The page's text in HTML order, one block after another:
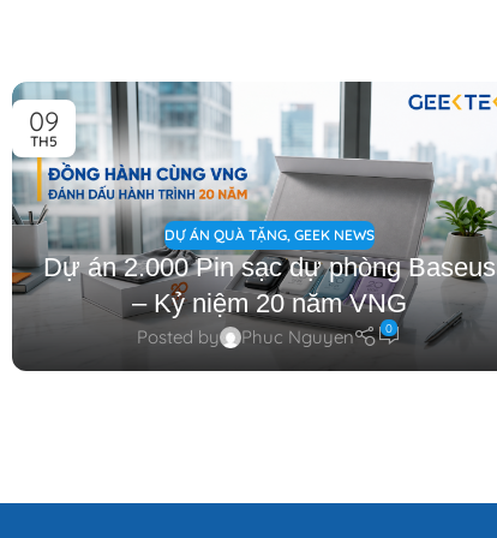
09
TH5
DỰ ÁN QUÀ TẶNG, GEEK NEWS
Dự án 2.000 Pin sạc dự phòng Baseus
– Kỷ niệm 20 năm VNG
Posted by Phuc Nguyen 0